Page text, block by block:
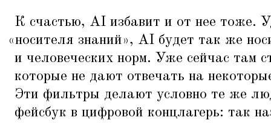
К счастью, AI избавит и от нее тоже.
«носителя знаний», AI будет так же
и человеческих норм. Уже сейчас там
которые не дают отвечать на
Эти фильтры делают условно те же
фейсбук в цифровой концлагерь: так